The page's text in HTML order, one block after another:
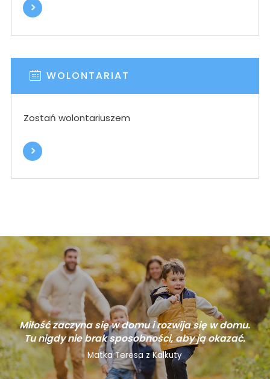
WOLONTARIAT
Zostań wolontariuszem
Miłość zaczyna się w domu i rozwija się w domu.
Tu nigdy nie brak sposobności, aby ją okazać.
Matka Teresa z Kalkuty